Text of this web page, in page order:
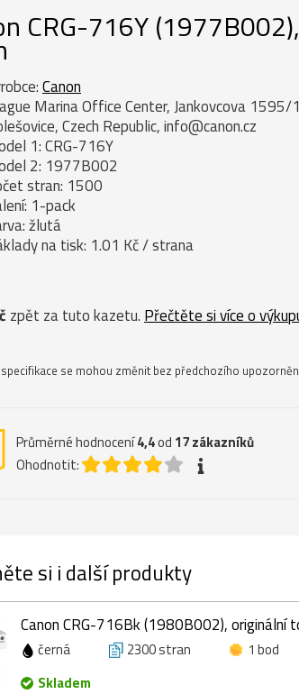
CRG-716Y
Canon
Marina Office Center, Jankovcova
Czech Republic, info@canon.cz
1: CRG-716Y
2: 1977B002
stran: 1500
1-pack
žlutá
na tisk: 1.01 Kč / strana
zpět za tuto kazetu. Přečtěte si více o
specifikace se mohou změnit bez předchozího
Průměrné hodnocení4,4od 17zákazníků
Ohodnotit:
si i další produkty
Canon CRG-716Bk (1980B002), originální
černá 2300 stran
1 bod
Skladem